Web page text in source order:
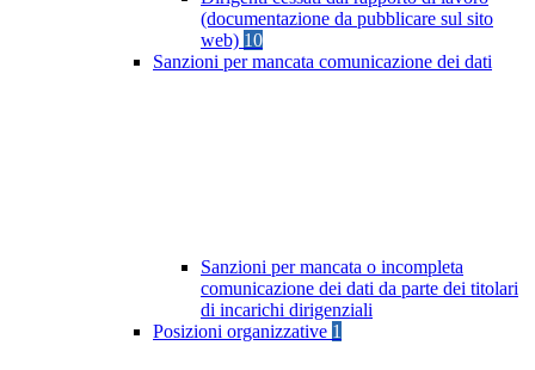
(documentazione da pubblicare sul sito
web) 10
Sanzioni per mancata comunicazione dei dati
Sanzioni per mancata o incompleta
comunicazione dei dati da parte dei titolari
di incarichi dirigenziali
Posizioni organizzative 1